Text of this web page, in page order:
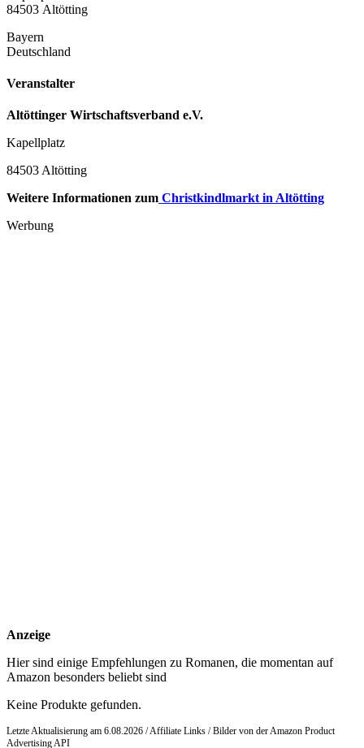
84503 Altötting
Bayern
Deutschland
Veranstalter
Altöttinger Wirtschaftsverband e.V.
Kapellplatz
84503 Altötting
Weitere Informationen zum Christkindlmarkt in Altötting
Werbung
Anzeige
Hier sind einige Empfehlungen zu Romanen, die momentan auf
Amazon besonders beliebt sind
Keine Produkte gefunden.
Letzte Aktualisierung am 6.08.2026 / Affiliate Links / Bilder von der Amazon Product
Advertising API